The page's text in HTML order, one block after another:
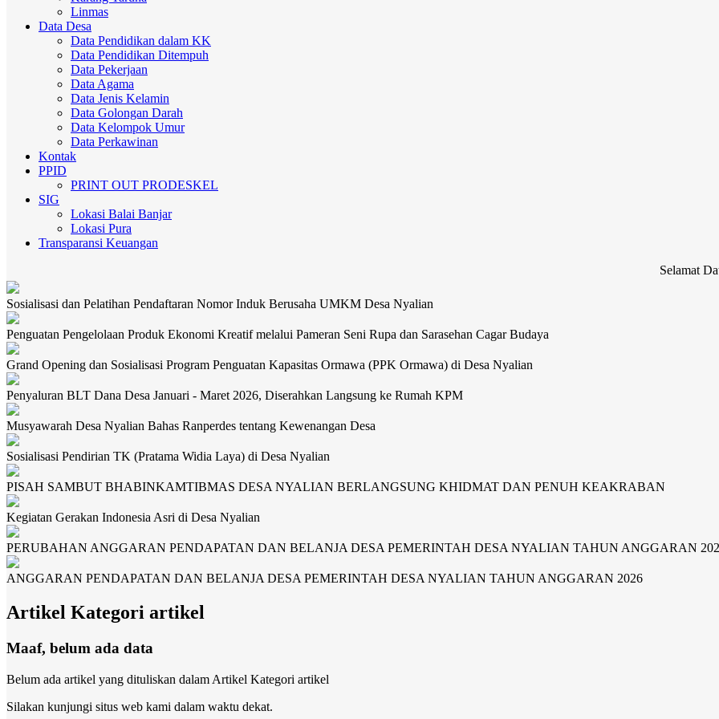
Linmas
Data Desa
Data Pendidikan dalam KK
Data Pendidikan Ditempuh
Data Pekerjaan
Data Agama
Data Jenis Kelamin
Data Golongan Darah
Data Kelompok Umur
Data Perkawinan
Kontak
PPID
PRINT OUT PRODESKEL
SIG
Lokasi Balai Banjar
Lokasi Pura
Transparansi Keuangan
Selamat Datang di
Sosialisasi dan Pelatihan Pendaftaran Nomor Induk Berusaha UMKM Desa Nyalian
Penguatan Pengelolaan Produk Ekonomi Kreatif melalui Pameran Seni Rupa dan Sarasehan Cagar Budaya
Grand Opening dan Sosialisasi Program Penguatan Kapasitas Ormawa (PPK Ormawa) di Desa Nyalian
Penyaluran BLT Dana Desa Januari - Maret 2026, Diserahkan Langsung ke Rumah KPM
Musyawarah Desa Nyalian Bahas Ranperdes tentang Kewenangan Desa
Sosialisasi Pendirian TK (Pratama Widia Laya) di Desa Nyalian
PISAH SAMBUT BHABINKAMTIBMAS DESA NYALIAN BERLANGSUNG KHIDMAT DAN PENUH KEAKRABAN
Kegiatan Gerakan Indonesia Asri di Desa Nyalian
PERUBAHAN ANGGARAN PENDAPATAN DAN BELANJA DESA PEMERINTAH DESA NYALIAN TAHUN ANGGARAN
ANGGARAN PENDAPATAN DAN BELANJA DESA PEMERINTAH DESA NYALIAN TAHUN ANGGARAN 2026
Artikel Kategori artikel
Maaf, belum ada data
Belum ada artikel yang dituliskan dalam Artikel Kategori artikel
Silakan kunjungi situs web kami dalam waktu dekat.